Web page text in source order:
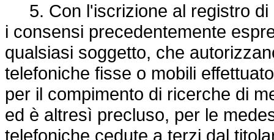
5. Con l'iscrizione al registro di
i consensi precedentemente
qualsiasi soggetto, che
telefoniche fisse o mobili
per il compimento di ricerche di
ed è altresì precluso, per le
telefoniche cedute a terzi dal